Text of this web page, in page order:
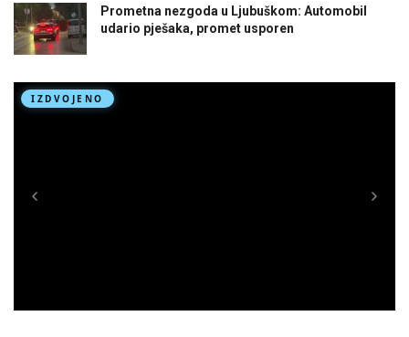
Prometna nezgoda u Ljubuškom: Automobil
udario pješaka, promet usporen